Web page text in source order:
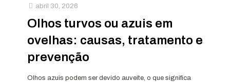
abril 30, 2026
Olhos turvos ou azuis em
ovelhas: causas, tratamento e
prevenção
Olhos azuis podem ser devido auveíte, o que significa